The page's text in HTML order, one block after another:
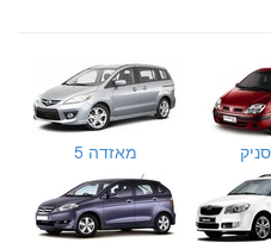
מאזדה 5